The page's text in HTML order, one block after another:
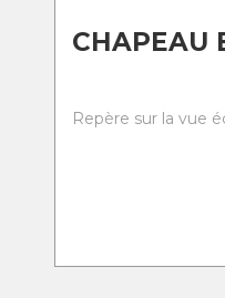
CHAPEAU
Repère sur la vue